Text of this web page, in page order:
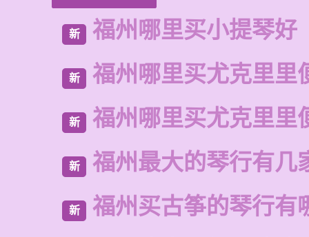
新 福州哪里买小提琴好
新 福州哪里买尤克里里
新 福州哪里买尤克里里
新 福州最大的琴行有几
新 福州买古筝的琴行有